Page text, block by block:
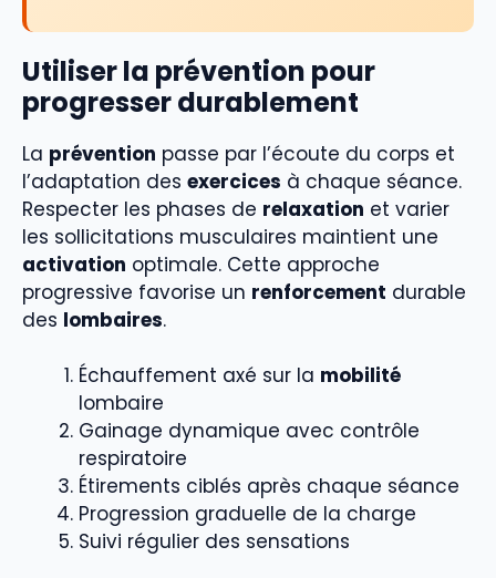
Utiliser la prévention pour
progresser durablement
La prévention passe par l’écoute du corps et
l’adaptation des exercices à chaque séance.
Respecter les phases de relaxation et varier
les sollicitations musculaires maintient une
activation optimale. Cette approche
progressive favorise un renforcement durable
des lombaires.
Échauffement axé sur la mobilité
lombaire
Gainage dynamique avec contrôle
respiratoire
Étirements ciblés après chaque séance
Progression graduelle de la charge
Suivi régulier des sensations